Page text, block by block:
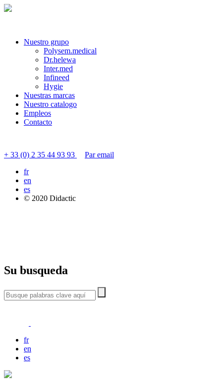
Nuestro grupo
Polysem.medical
Dr.helewa
Inter.med
Infineed
Hygie
Nuestras marcas
Nuestro catalogo
Empleos
Contacto
+ 33 (0) 2 35 44 93 93
Par email
fr
en
es
© 2020 Didactic
Su busqueda
fr
en
es